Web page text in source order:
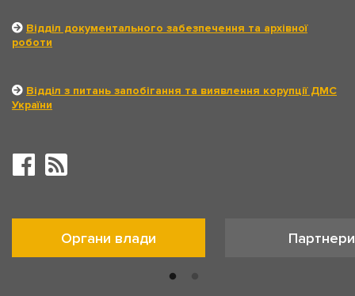
Відділ документального забезпечення та архівної
роботи
Відділ з питань запобігання та виявлення корупції ДМС
України
Органи влади Партнери